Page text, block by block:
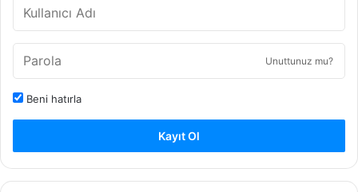
Unuttunuz mu?
Beni hatırla
Kayıt Ol